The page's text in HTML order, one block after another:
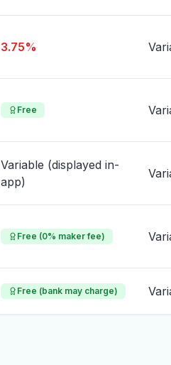
3.75%
Free
Variable (displayed in-
app)
Free (0% maker fee)
Free (bank may charge)